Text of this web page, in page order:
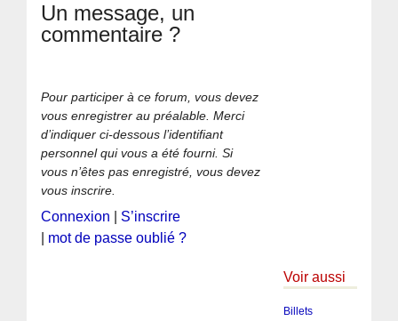
Un message, un
commentaire ?
Pour participer à ce forum, vous devez
vous enregistrer au préalable. Merci
d’indiquer ci-dessous l’identifiant
personnel qui vous a été fourni. Si
vous n’êtes pas enregistré, vous devez
vous inscrire.
Connexion
S’inscrire
mot de passe oublié ?
Voir aussi
Billets